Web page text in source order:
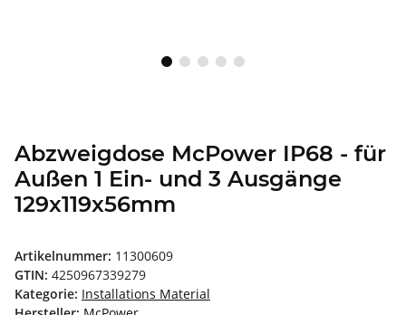
Abzweigdose McPower IP68 - für
Außen 1 Ein- und 3 Ausgänge
129x119x56mm
Artikelnummer: 11300609
GTIN: 4250967339279
Kategorie: Installations Material